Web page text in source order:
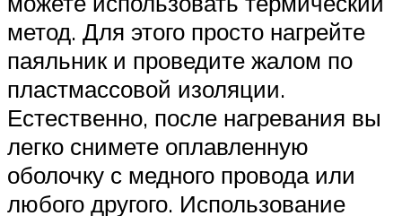
метод. Для этого просто нагрейте
паяльник и проведите жалом по
пластмассовой изоляции.
Естественно, после нагревания вы
легко снимете оплавленную
оболочку с медного провода или
любого другого. Использование